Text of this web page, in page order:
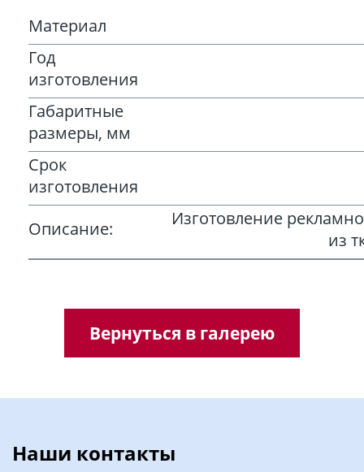
Материал
Год
изготовления
Габаритные
размеры, мм
Срок
изготовления
Описание:
Изготовление
из
Вернуться в галерею
Наши контакты